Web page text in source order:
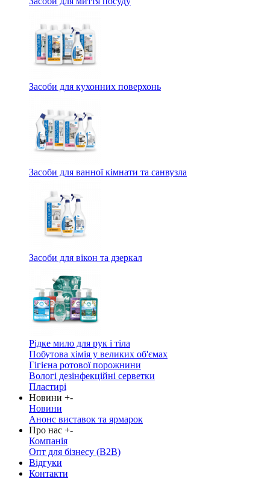
Засоби для кухонних поверхонь
Засоби для ванної кімнати та санвузла
Засоби для вікон та дзеркал
Рідке мило для рук і тіла
Побутова хімія у великих об'ємах
Гігієна ротової порожнини
Вологі дезінфекційні серветки
Пластирі
Новини +-
Новини
Анонс виставок та ярмарок
Про нас +-
Компанія
Опт для бізнесу (B2B)
Відгуки
Контакти